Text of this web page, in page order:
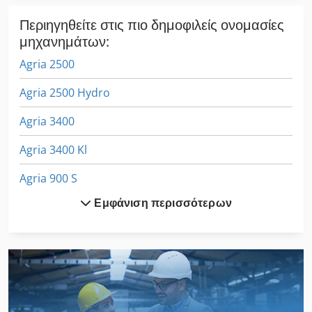
Περιηγηθείτε στις πιο δημοφιλείς ονομασίες
μηχανημάτων:
Agria 2500
Agria 2500 Hydro
Agria 3400
Agria 3400 Kl
Agria 900 S
Claas Arion 520
Claas Arion 540
Εμφάνιση περισσότερων